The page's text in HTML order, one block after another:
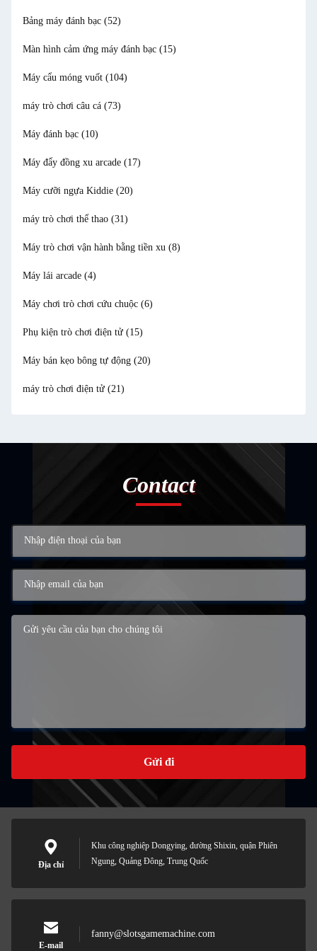
Bảng máy đánh bạc (52)
Màn hình cảm ứng máy đánh bạc (15)
Máy cẩu móng vuốt (104)
máy trò chơi câu cá (73)
Máy đánh bạc (10)
Máy đẩy đồng xu arcade (17)
Máy cưỡi ngựa Kiddie (20)
máy trò chơi thể thao (31)
Máy trò chơi vận hành bằng tiền xu (8)
Máy lái arcade (4)
Máy chơi trò chơi cứu chuộc (6)
Phụ kiện trò chơi điện tử (15)
Máy bán kẹo bông tự động (20)
máy trò chơi điện tử (21)
Contact
Gửi đi
Địa chỉ
Khu công nghiệp Dongying, đường Shixin, quận Phiên
Ngung, Quảng Đông, Trung Quốc
E-mail
fanny@slotsgamemachine.com